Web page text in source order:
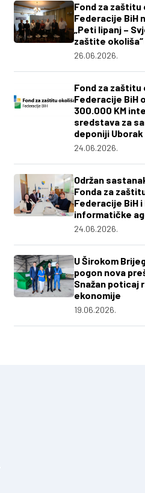
Fond za zaštitu
Federacije BiH
„Peti lipanj –
zaštite okoliša“
26.06.2026.
Fond za zaštitu
Federacije BiH
300.000 KM
sredstava za
deponiji Uborak
24.06.2026.
Održan
Fonda za
Federacije BiH
informatičke
24.06.2026.
U Širokom
pogon nova
Snažan poticaj
ekonomije
19.06.2026.